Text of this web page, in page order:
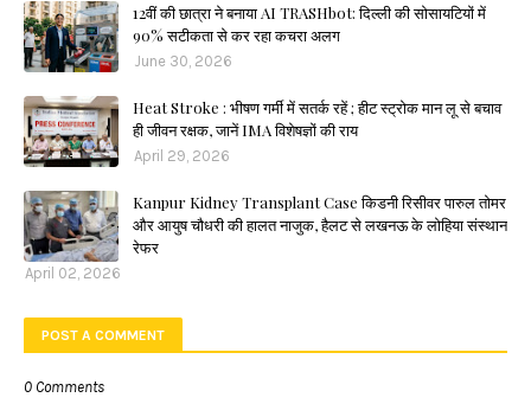
​12वीं की छात्रा ने बनाया AI TRASHbot: दिल्ली की सोसायटियों में
90% सटीकता से कर रहा कचरा अलग
June 30, 2026
Heat Stroke : भीषण गर्मी में सतर्क रहें ; हीट स्ट्रोक मान लू से बचाव
ही जीवन रक्षक, जानें IMA विशेषज्ञों की राय
April 29, 2026
Kanpur Kidney Transplant Case किडनी रिसीवर पारुल तोमर
और आयुष चौधरी की हालत नाजुक, हैलट से लखनऊ के लोहिया संस्थान
रेफर
April 02, 2026
POST A COMMENT
0 Comments